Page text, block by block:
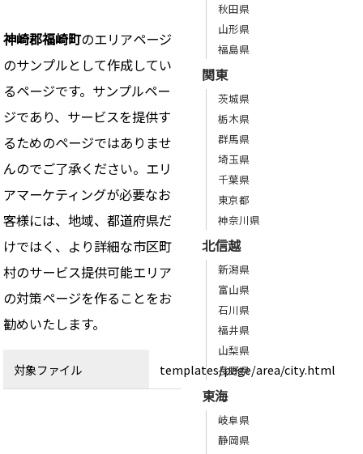
神崎郡福崎町のエリアページ
のサンプルとして作成してい
るページです。サンプルペー
ジであり、サービスを提供す
るためのページではありませ
んのでご了承ください。エリ
アマーケティングが必要なお
客様には、地域、都道府県だ
けではく、より詳細な市区町
村のサービス提供可能エリア
の対策ページを作ることをお
勧めいたします。
対象ファイル templates/page/area/city.html
秋田県
山形県
福島県
関東
茨城県
栃木県
群馬県
埼玉県
千葉県
東京都
神奈川県
北信越
新潟県
富山県
石川県
福井県
山梨県
長野県
東海
岐阜県
静岡県